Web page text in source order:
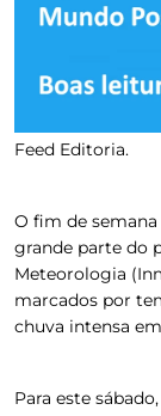
Feed Editoria.
O fim de
grande parte do
Meteorologia
marcados por
chuva intensa
Para este